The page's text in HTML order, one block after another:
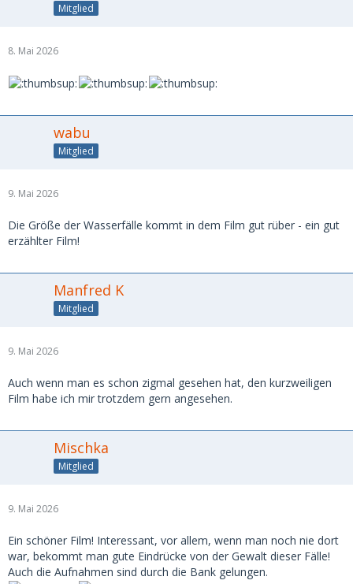
Mitglied
8. Mai 2026
wabu
Mitglied
9. Mai 2026
Die Größe der Wasserfälle kommt in dem Film gut rüber - ein gut
erzählter Film!
Manfred K
Mitglied
9. Mai 2026
Auch wenn man es schon zigmal gesehen hat, den kurzweiligen
Film habe ich mir trotzdem gern angesehen.
Mischka
Mitglied
9. Mai 2026
Ein schöner Film! Interessant, vor allem, wenn man noch nie dort
war, bekommt man gute Eindrücke von der Gewalt dieser Fälle!
Auch die Aufnahmen sind durch die Bank gelungen.